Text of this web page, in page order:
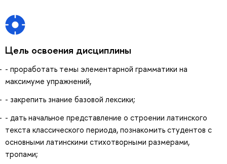
Цель освоения дисциплины
- проработать темы элементарной грамматики на
максимуме упражнений,
- закрепить знание базовой лексики;
- дать начальное представление о строении латинского
текста классического периода, познакомить студентов с
основными латинскими стихотворными размерами,
тропами;